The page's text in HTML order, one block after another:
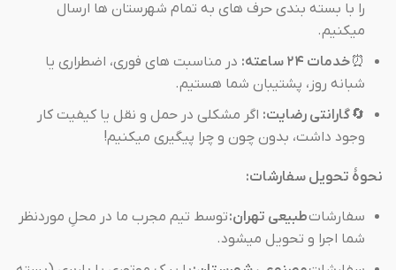
را با بسته بندی حرف های به تمام شهرستان ها ارسال
میکنیم.
⏰خدمات ۲۴ ساعته:
در مناسبت های فوری، اضطراری یا
شبانه روز، پشتیبان شما هستیم.
🔄گارانتی رضایت: اگر مشکلی در حمل و نقل یا کیفیت کار
وجود داشت، بدون چون و چرا پیگیری میکنیم!
نحوهٔ تحویل سفارشات:
سفارشاتطبیعی تهران:توسط تیم مجرب ما در محلِ موردنظر
شما اجرا و تحویل میشود.